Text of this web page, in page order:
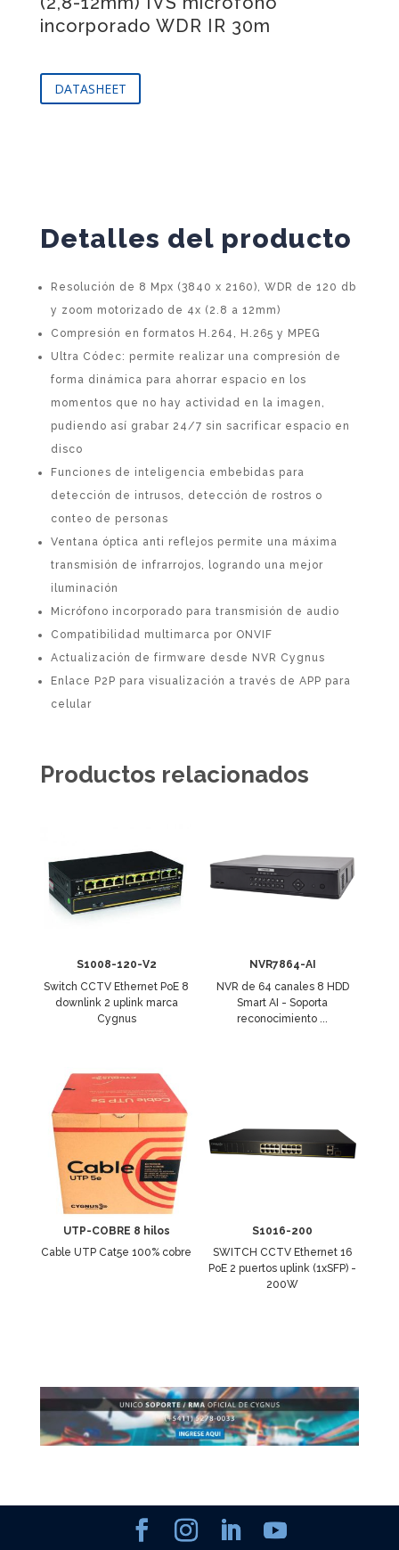
incorporado WDR IR 30m
DATASHEET
Detalles del producto
Resolución de 8 Mpx (3840 x 2160), WDR de 120 db
y zoom motorizado de 4x (2.8 a 12mm)
Compresión en formatos H.264, H.265 y MPEG
Ultra Códec: permite realizar una compresión de
forma dinámica para ahorrar espacio en los
momentos que no hay actividad en la imagen,
pudiendo así grabar 24/7 sin sacrificar espacio en
disco
Funciones de inteligencia embebidas para
detección de intrusos, detección de rostros o
conteo de personas
Ventana óptica anti reflejos permite una máxima
transmisión de infrarrojos, logrando una mejor
iluminación
Micrófono incorporado para transmisión de audio
Compatibilidad multimarca por ONVIF
Actualización de firmware desde NVR Cygnus
Enlace P2P para visualización a través de APP para
celular
Productos relacionados
S1008-120-V2
Switch CCTV Ethernet PoE 8
downlink 2 uplink marca
Cygnus
NVR7864-AI
NVR de 64 canales 8 HDD
Smart AI - Soporta
reconocimiento ...
UTP-COBRE 8 hilos
Cable UTP Cat5e 100% cobre
S1016-200
SWITCH CCTV Ethernet 16
PoE 2 puertos uplink (1xSFP) -
200W